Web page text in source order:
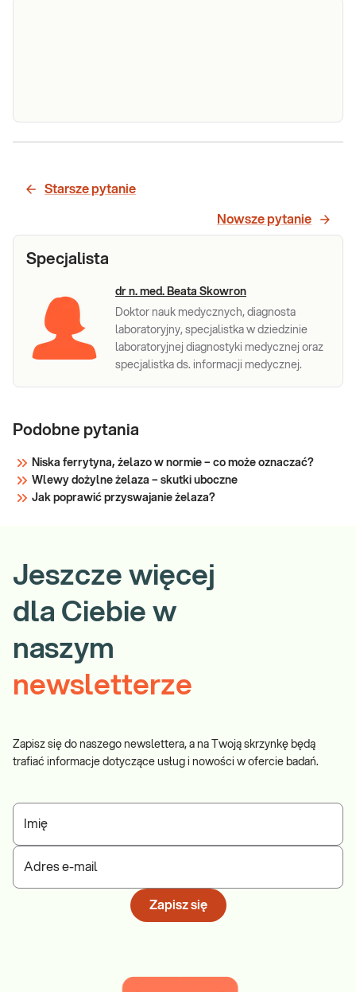
Magnez
Magnez. Pomiar stężenia magnezu w surowicy.
w monitorowaniu terapii diuretykami i lekami
Starsze pytanie
Nowsze pytanie
Specjalista
dr n. med. Beata Skowron
Doktor nauk medycznych, diagnosta
laboratoryjny, specjalistka w dziedzinie
laboratoryjnej diagnostyki medycznej oraz
specjalistka ds. informacji medycznej.
Podobne pytania
Niska ferrytyna, żelazo w normie – co może oznaczać?
Wlewy dożylne żelaza – skutki uboczne
Jak poprawić przyswajanie żelaza?
Jeszcze więcej
dla Ciebie w
naszym
newsletterze
Zapisz się do naszego newslettera, a na Twoją skrzynkę będą
trafiać informacje dotyczące usług i nowości w ofercie badań.
Imię
Adres e-mail
Zapisz się